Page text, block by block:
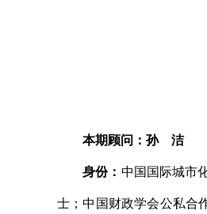
本期顾问：孙 洁
身份： 中国国际城市
士；中国财政学会公私合